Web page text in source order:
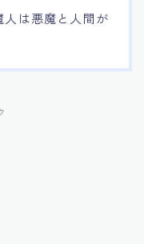
人は悪魔と人間が